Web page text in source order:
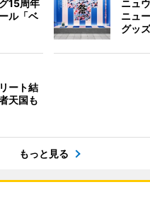
15周年
ル「ベ
ニュ
ニュ
グッ
ート結
天国も
もっと見る